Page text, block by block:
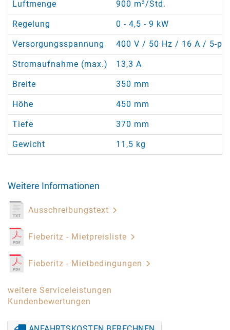
Luftmenge 900 m³/Std.
Regelung 0 - 4,5 - 9 kW
Versorgungsspannung 400 V / 50 Hz / 16 A / 5-
Stromaufnahme (max.) 13,3 A
Breite 350 mm
Höhe 450 mm
Tiefe 370 mm
Gewicht 11,5 kg
Weitere Informationen
Ausschreibungstext
Fieberitz - Mietpreisliste
Fieberitz - Mietbedingungen
weitere Serviceleistungen
Kundenbewertungen